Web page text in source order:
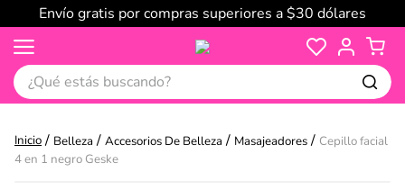
Envío gratis por compras superiores a $30 dólares
¿Qué estás buscando?
Belleza Accesorios De Belleza Masajeadores
Cepillo facial
4 en 1 negro Geske